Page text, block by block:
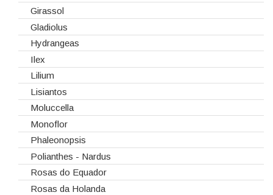
Girassol
Gladiolus
Hydrangeas
Ilex
Lilium
Lisiantos
Moluccella
Monoflor
Phaleonopsis
Polianthes - Nardus
Rosas do Equador
Rosas da Holanda